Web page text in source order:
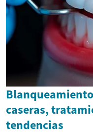
caseras,
tendencias